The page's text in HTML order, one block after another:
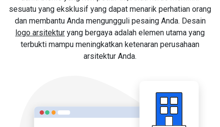
sesuatu yang eksklusif yang dapat menarik perhatian orang
dan membantu Anda mengungguli pesaing Anda. Desain
logo arsitektur yang bergaya adalah elemen utama yang
terbukti mampu meningkatkan ketenaran perusahaan
arsitektur Anda.